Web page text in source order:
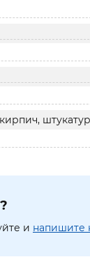
и напишите